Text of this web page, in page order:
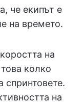
че екипът е
на времето.
на
колко
спринтовете.
на